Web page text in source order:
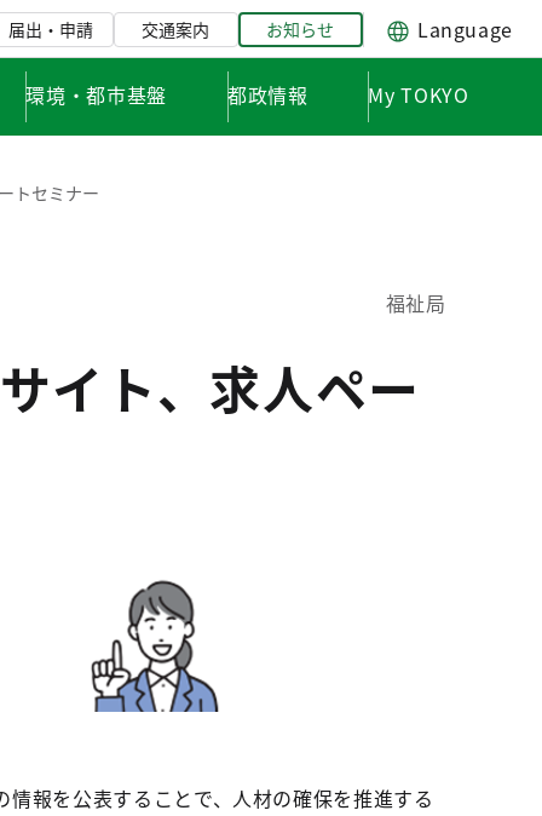
届出・申請 交通案内 お知らせ Language
環境・都市基盤 都政情報 My TOKYO
トセミナー
福祉局
イト、求人ペー
報を公表することで、人材の確保を推進する